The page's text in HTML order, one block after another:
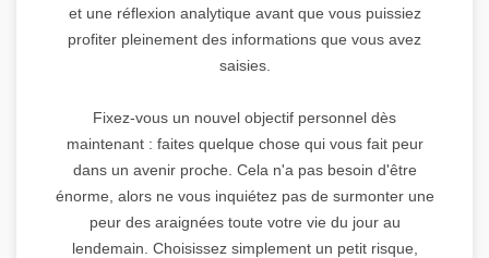
et une réflexion analytique avant que vous puissiez
profiter pleinement des informations que vous avez
saisies.
Fixez-vous un nouvel objectif personnel dès
maintenant : faites quelque chose qui vous fait peur
dans un avenir proche. Cela n'a pas besoin d'être
énorme, alors ne vous inquiétez pas de surmonter une
peur des araignées toute votre vie du jour au
lendemain. Choisissez simplement un petit risque,